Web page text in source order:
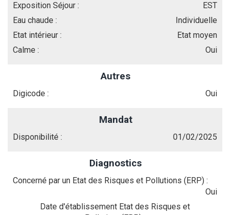
Exposition Séjour :
EST
Eau chaude :
Individuelle
Etat intérieur :
Etat moyen
Calme :
Oui
Autres
Digicode : Oui
Mandat
Disponibilité : 01/02/2025
Diagnostics
Concerné par un Etat des Risques et Pollutions (ERP) :
Oui
Date d'établissement Etat des Risques et